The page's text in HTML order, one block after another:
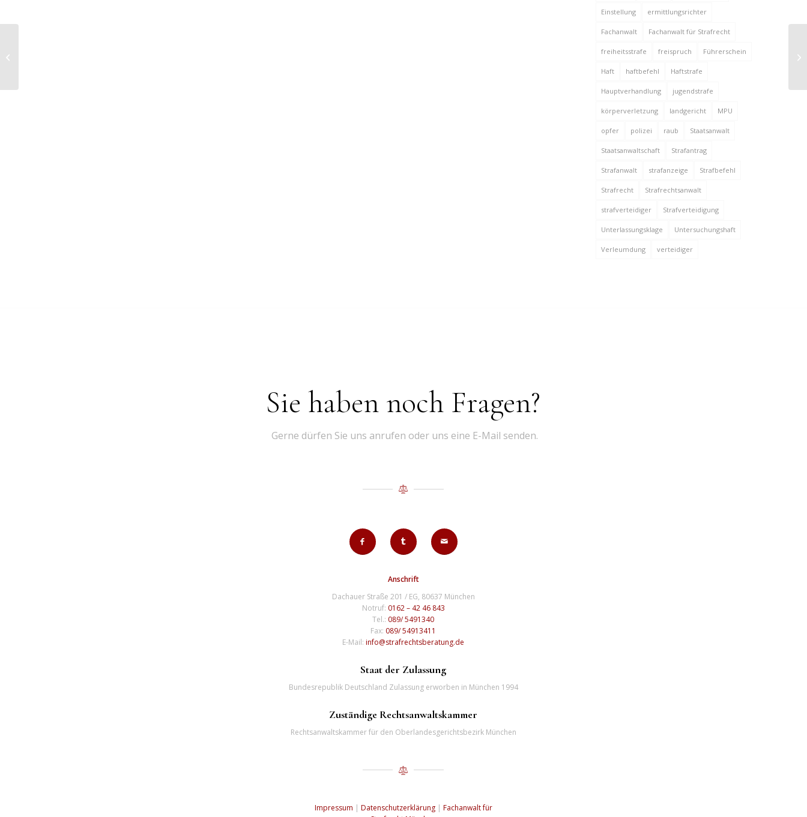
Einstellung ermittlungsrichter
Fachanwalt Fachanwalt für Strafrecht
freiheitsstrafe freispruch Führerschein
Haft haftbefehl Haftstrafe
Hauptverhandlung jugendstrafe
körperverletzung landgericht MPU
opfer polizei raub Staatsanwalt
Staatsanwaltschaft Strafantrag
Strafanwalt strafanzeige Strafbefehl
Strafrecht Strafrechtsanwalt
strafverteidiger Strafverteidigung
Unterlassungsklage Untersuchungshaft
Verleumdung verteidiger
Sie haben noch Fragen?
Gerne dürfen Sie uns anrufen oder uns eine E-Mail senden.
Anschrift
Dachauer Straße 201 / EG, 80637 München
Notruf: 0162 – 42 46 843
Tel.: 089/ 5491340
Fax: 089/ 54913411
E-Mail:info@strafrechtsberatung.de
Staat der Zulassung
Bundesrepublik Deutschland Zulassung erworben in München 1994
Zuständige Rechtsanwaltskammer
Rechtsanwaltskammer für den Oberlandesgerichtsbezirk München
Impressum | Datenschutzerklärung| Fachanwalt für